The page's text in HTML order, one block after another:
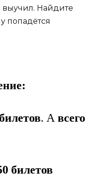
выучил. Найдите
попадётся
. А всего
билетов